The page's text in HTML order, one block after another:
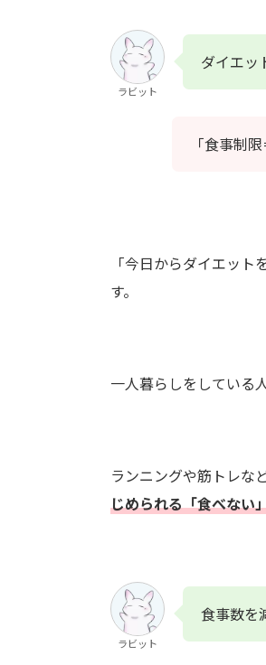
ラビット
ダイエッ
「食事制
「今日からダイエッ
す。
一人暮らしをしている
ランニングや筋トレな
じめられる「食べない
ラビット
食事数を